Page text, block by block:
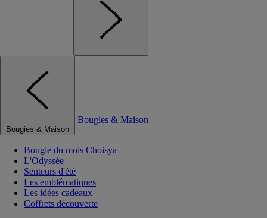
Bougies & Maison
Bougies & Maison
Bougie du mois Choisya
L'Odyssée
Senteurs d'été
Les emblématiques
Les idées cadeaux
Coffrets découverte